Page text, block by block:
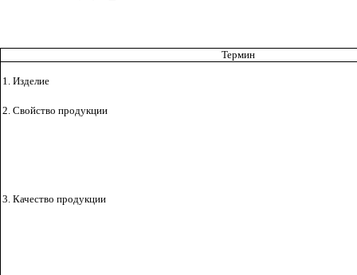
Термин
1. Изделие
2. Свойство продукции
3. Качество продукции